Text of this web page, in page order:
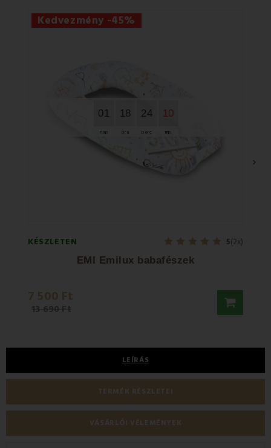
Kedvezmény -45%
01
nap
18
óra
24
perc
09
mp.
KÉSZLETEN 5(2x)
EMI Emilux babafészek
7 500 Ft
13 690 Ft
›
LEÍRÁS
TERMÉK RÉSZLETEI
VÁSÁRLÓI VÉLEMÉNYEK